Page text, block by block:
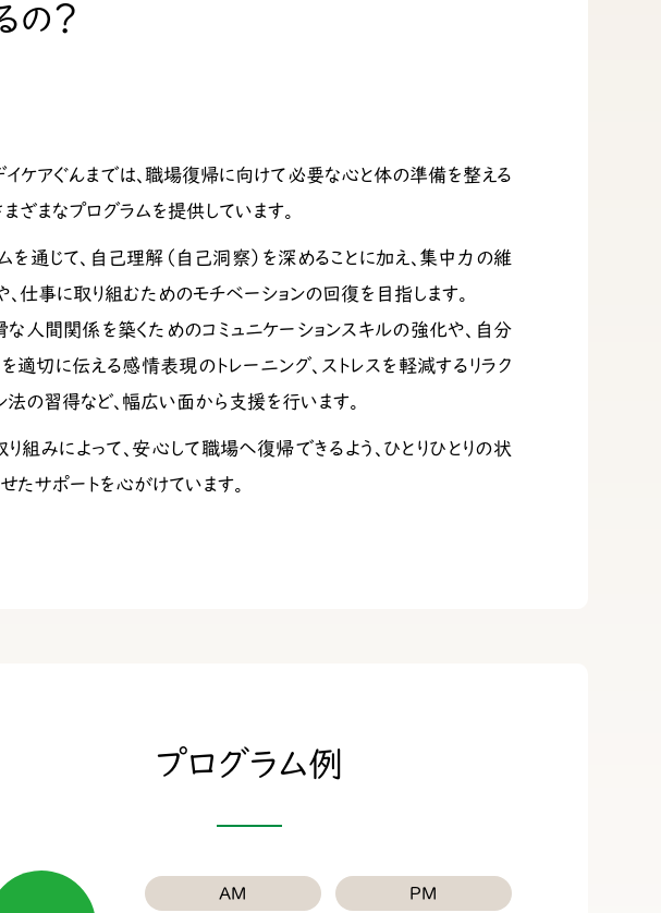
の？
イケアぐんまでは、職場復帰に向けて必要な心と体の準備を整える
まざまなプログラムを提供しています。
を通じて、自己理解（自己洞察）を深めることに加え、集中力の維
、仕事に取り組むためのモチベーションの回復を目指します。
な人間関係を築くためのコミュニケーションスキルの強化や、自分
適切に伝える感情表現のトレーニング、ストレスを軽減するリラク
法の習得など、幅広い面から支援を行います。
り組みによって、安心して職場へ復帰できるよう、ひとりひとりの状
たサポートを心がけています。
プログラム例
AM PM